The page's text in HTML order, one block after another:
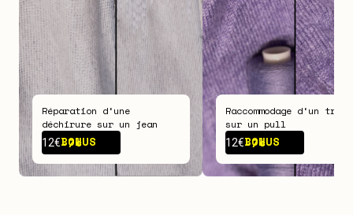
Réparation d‘une
déchirure sur un jean
12€BONUS -7€
Raccommodage d‘un trou
sur un pull
12€BONUS -7€